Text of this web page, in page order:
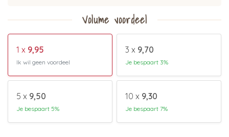
Volume voordeel
1 x 9,95
Ik wil geen voordeel
3 x 9,70
Je bespaart 3%
5 x 9,50
Je bespaart 5%
10 x 9,30
Je bespaart 7%